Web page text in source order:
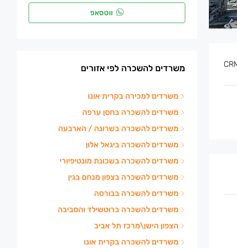
ווטסאפ
משרדים להשכרה לפי אזורים
משרדים למכירה בקרית אונו
משרדים להשכרה בחסן ערפה
משרדים להשכרה בשרונה / הארבעה
משרדים להשכרה ביגאל אלון
משרדים להשכרה בשכונת מונטיפיורי
משרדים להשכרה בצפון מנחם בגין
משרדים להשכרה בבורסה
משרדים להשכרה ברוטשילד והסביבה
הצפון הישן\מרכז תל אביב
משרדים להשכרה בקרית אונו